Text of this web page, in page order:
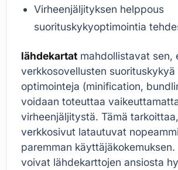
Virheenjäljityksen helppous
suorituskykyoptimointia
lähdekartat mahdollistavat sen,
verkkosovellusten
optimointeja (minification,
voidaan toteuttaa
virheenjäljitystä. Tämä
verkkosivut latautuvat
paremman
voivat lähdekarttojen ansiosta